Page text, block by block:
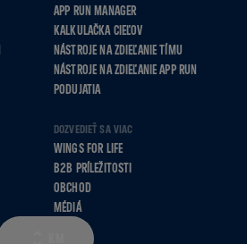
APP RUN MANAGER
KALKULAČKA CIEĽOV
NÁSTROJE NA ZDIEĽANIE TÍMU
NÁSTROJE NA ZDIEĽANIE APP RUN
PODUJATIA
DOZVEDIEŤ SA VIAC
WINGS FOR LIFE
B2B PRÍLEŽITOSTI
OBCHOD
MÉDIÁ